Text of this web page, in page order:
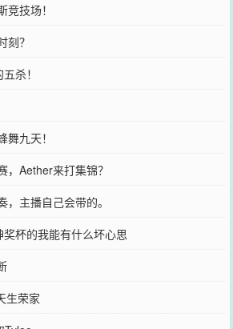
技场！
刻？
杀！
九天！
，Aether来打集锦？
主播自己会带的。
杯的我能有什么坏心思
生荣家